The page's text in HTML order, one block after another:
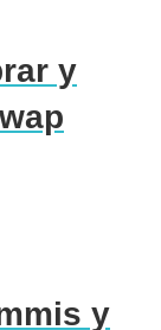
y
y